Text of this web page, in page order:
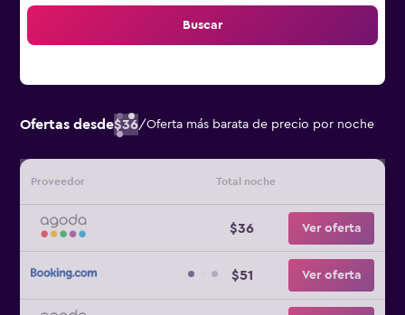
Buscar
Ofertas desde$36/Oferta más barata de precio por noche
Proveedor Total noche
$36 Ver oferta
$51 Ver oferta